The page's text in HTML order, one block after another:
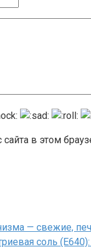
сайта в этом
— свежие,
соль